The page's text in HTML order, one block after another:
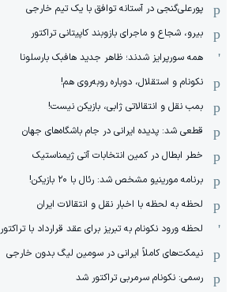
پورعلی‌گنجی در آستانه توافق با یک تیم خارجی
بیرو، شجاع و ماجرای بازوبند کاپیتانی تراکتور
همه سورپرایز شدند؛ ظاهر جدید هافبک بارسلونا
نکونام و استقلال، دوباره روبه‌روی هم!
بمب نقل و انتقالاتی ژابی، بازیکن نیست!
قطعی شد: پدیده ایرانی در جام باشگاه‌های جهان
خطر ابطال در کمین انتخابات آتی ژیمناستیک
برنامه مورینیو مشخص شد: رئال با ۲۰ بازیکن!
لحظه به لحظه با اخبار نقل و انتقالات ایران
لحظه ورود نکونام به تبریز برای عقد قرارداد با تراکتور
نیمکت‌های کاملاً ایرانی در سومین لیگ بدون خارجی
رسمی: نکونام سرمربی تراکتور شد